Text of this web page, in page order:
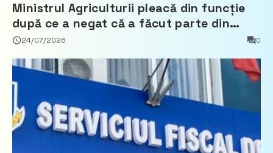
Ministrul Agriculturii pleacă din funcție
după ce a negat că a făcut parte din
Partidul Democrat
24/07/2026 0